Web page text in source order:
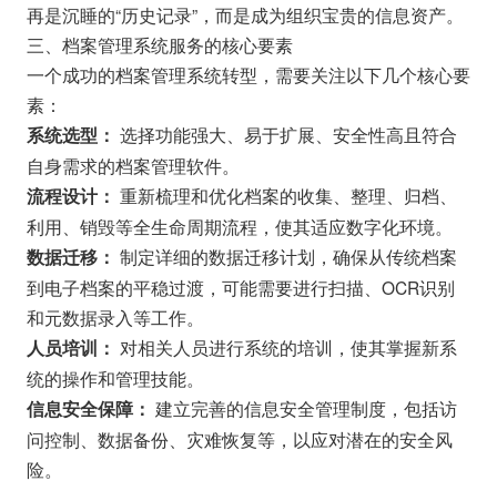
再是沉睡的“历史记录”，而是成为组织宝贵的信息资产。
三、档案管理系统服务的核心要素
一个成功的档案管理系统转型，需要关注以下几个核心要
素：
系统选型： 选择功能强大、易于扩展、安全性高且符合
自身需求的档案管理软件。
流程设计： 重新梳理和优化档案的收集、整理、归档、
利用、销毁等全生命周期流程，使其适应数字化环境。
数据迁移： 制定详细的数据迁移计划，确保从传统档案
到电子档案的平稳过渡，可能需要进行扫描、OCR识别
和元数据录入等工作。
人员培训： 对相关人员进行系统的培训，使其掌握新系
统的操作和管理技能。
信息安全保障： 建立完善的信息安全管理制度，包括访
问控制、数据备份、灾难恢复等，以应对潜在的安全风
险。